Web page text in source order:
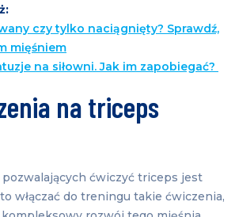
czy tylko naciągnięty? Sprawdź,
mięśniem
na siłowni. Jak im zapobiegać?
na triceps
ćwiczyć triceps jest
włączać do treningu takie ćwiczenia,